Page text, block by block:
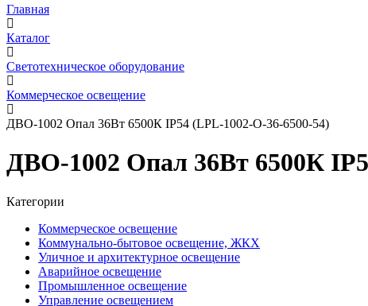
Главная
Каталог
Светотехническое оборудование
Коммерческое освещение
ДВО-1002 Опал 36Вт 6500К IP54 (LPL-1002-O-36-6500-54)
ДВО-1002 Опал 36Вт 6500К
Категории
Коммерческое освещение
Коммунально-бытовое освещение, ЖКХ
Уличное и архитектурное освещение
Аварийное освещение
Промышленное освещение
Управление освещением